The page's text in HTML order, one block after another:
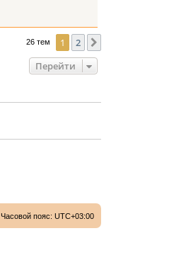
26 тем 1 2
Перейти
Часовой пояс: UTC+03:00